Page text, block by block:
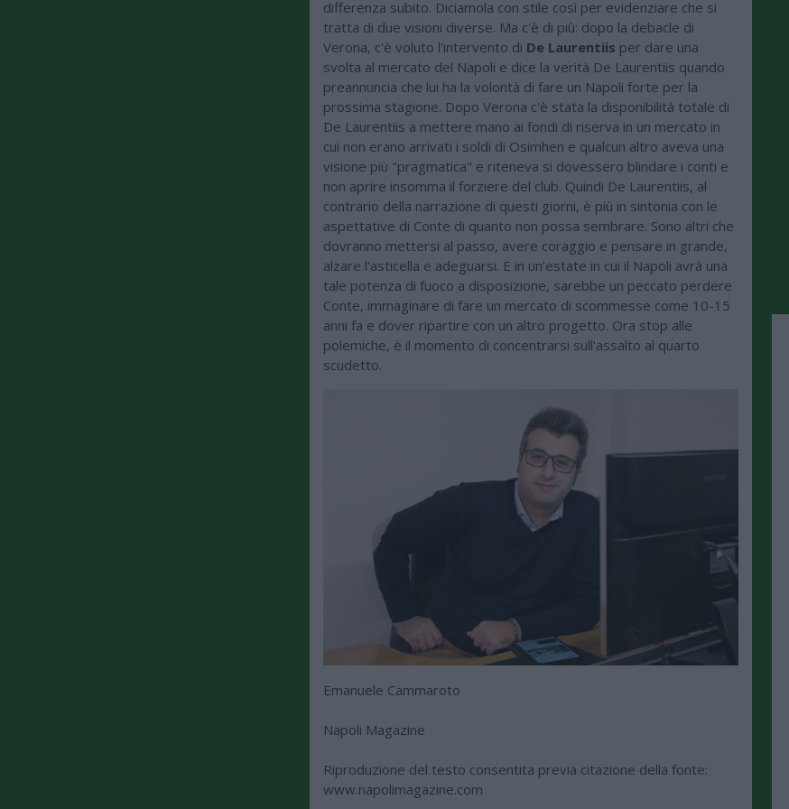
differenza subito. Diciamola con stile così per evidenziare che si
tratta di due visioni diverse. Ma c'è di più: dopo la debacle di
Verona, c'è voluto l'intervento di De Laurentiis per dare una
svolta al mercato del Napoli e dice la verità De Laurentiis quando
preannuncia che lui ha la volontà di fare un Napoli forte per la
prossima stagione. Dopo Verona c'è stata la disponibilità totale di
De Laurentiis a mettere mano ai fondi di riserva in un mercato in
cui non erano arrivati i soldi di Osimhen e qualcun altro aveva una
visione più "pragmatica" e riteneva si dovessero blindare i conti e
non aprire insomma il forziere del club. Quindi De Laurentiis, al
contrario della narrazione di questi giorni, è più in sintonia con le
aspettative di Conte di quanto non possa sembrare. Sono altri che
dovranno mettersi al passo, avere coraggio e pensare in grande,
alzare l'asticella e adeguarsi. E in un'estate in cui il Napoli avrà una
tale potenza di fuoco a disposizione, sarebbe un peccato perdere
Conte, immaginare di fare un mercato di scommesse come 10-15
anni fa e dover ripartire con un altro progetto. Ora stop alle
polemiche, è il momento di concentrarsi sull'assalto al quarto
scudetto.
Emanuele Cammaroto
Napoli Magazine
Riproduzione del testo consentita previa citazione della fonte:
www.napolimagazine.com